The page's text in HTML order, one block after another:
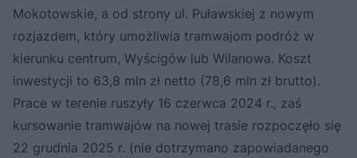
Mokotowskie, a od strony ul. Puławskiej z nowym
rozjazdem, który umożliwia tramwajom podróż w
kierunku centrum, Wyścigów lub Wilanowa. Koszt
inwestycji to 63,8 mln zł netto (78,6 mln zł brutto).
Prace w terenie ruszyły 16 czerwca 2024 r., zaś
kursowanie tramwajów na nowej trasie rozpoczęło się
22 grudnia 2025 r. (nie dotrzymano zapowiadanego